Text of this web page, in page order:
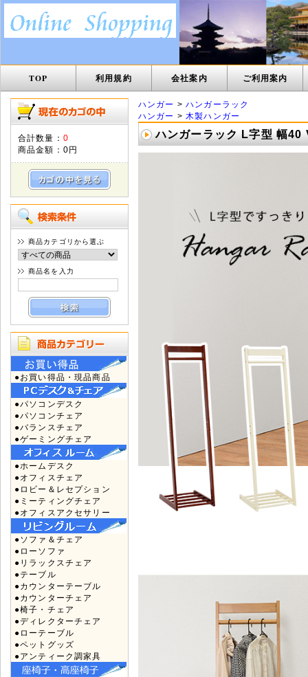
TOP 利用規約 会社案内 ご利用案内
合計数量： 0
商品金額： 0円
商品カテゴリから選ぶ
商品名を入力
●お買い得品・現品商品
●パソコンデスク
●パソコンチェア
●バランスチェア
●ゲーミングチェア
●ホームデスク
●オフィスチェア
●ロビー＆レセプション
●ミーティングチェア
●オフィスアクセサリー
●ソファ＆チェア
●ローソファ
●リラックスチェア
●テーブル
●カウンターテーブル
●カウンターチェア
●椅子・チェア
●ディレクターチェア
●ローテーブル
●ペットグッズ
●アンティーク調家具
ハンガー >ハンガーラック
ハンガー > 木製ハンガー
ハンガーラック L字型 幅40